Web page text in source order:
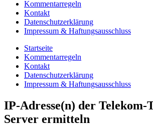
Kommentarregeln
Kontakt
Datenschutzerklärung
Impressum & Haftungsausschluss
Startseite
Kommentarregeln
Kontakt
Datenschutzerklärung
Impressum & Haftungsausschluss
IP-Adresse(n) der Telekom-
Server ermitteln